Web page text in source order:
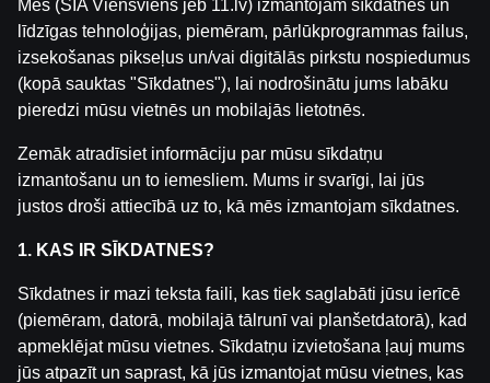
spēles. Ģenerālis šodien uz interviju aicinājis Latvijas
izlases galvenā trenera asistenu- Lauri Dārziņu.
atklās komandas noskaņojumu, Ābola pievienošanos
Mēs (SIA Viensviens jeb 11.lv) izmantojam sīkdatnes un
līdzīgas tehnoloģijas, piemēram, pārlūkprogrammas failus,
izsekošanas pikseļus un/vai digitālās pirkstu nospiedumus
(kopā sauktas "Sīkdatnes"), lai nodrošinātu jums labāku
pieredzi mūsu vietnēs un mobilajās lietotnēs.
Zemāk atradīsiet informāciju par mūsu sīkdatņu
izmantošanu un to iemesliem. Mums ir svarīgi, lai jūs
justos droši attiecībā uz to, kā mēs izmantojam sīkdatnes.
1. KAS IR SĪKDATNES?
Sīkdatnes ir mazi teksta faili, kas tiek saglabāti jūsu ierīcē
(piemēram, datorā, mobilajā tālrunī vai planšetdatorā), kad
apmeklējat mūsu vietnes. Sīkdatņu izvietošana ļauj mums
jūs atpazīt un saprast, kā jūs izmantojat mūsu vietnes, kas